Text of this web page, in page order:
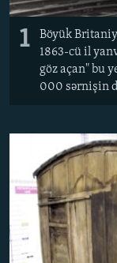
1
Böyük
1863-cü il
göz açan" bu
000 sərnişin